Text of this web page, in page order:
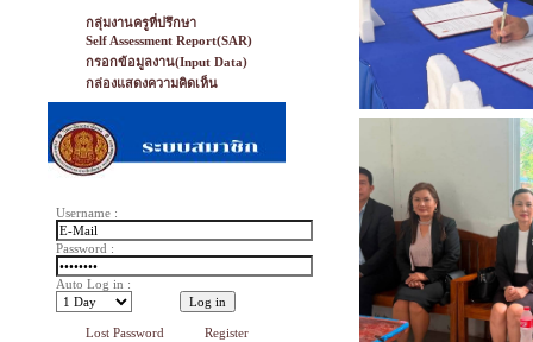
กลุ่มงานครูที่ปรึกษา
Self Assessment Report(SAR)
กรอกข้อมูลงาน(Input Data)
กล่องแสดงความคิดเห็น
Username :
Password :
Auto Log in :
Lost Password Register